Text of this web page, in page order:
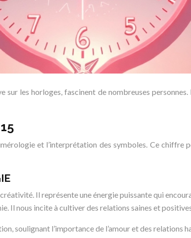
sur les horloges, fascinent de nombreuses
et l’interprétation des symboles. Ce
Il représente une énergie puissante qui
Il nous incite à cultiver des relations saines et
soulignant l’importance de l’amour et des relations